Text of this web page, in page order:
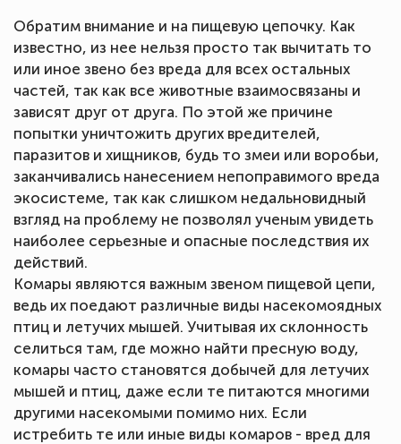
Обратим внимание и на пищевую цепочку. Как
известно, из нее нельзя просто так вычитать то
или иное звено без вреда для всех остальных
частей, так как все животные взаимосвязаны и
зависят друг от друга. По этой же причине
попытки уничтожить других вредителей,
паразитов и хищников, будь то змеи или воробьи,
заканчивались нанесением непоправимого вреда
экосистеме, так как слишком недальновидный
взгляд на проблему не позволял ученым увидеть
наиболее серьезные и опасные последствия их
действий.
Комары являются важным звеном пищевой цепи,
ведь их поедают различные виды насекомоядных
птиц и летучих мышей. Учитывая их склонность
селиться там, где можно найти пресную воду,
комары часто становятся добычей для летучих
мышей и птиц, даже если те питаются многими
другими насекомыми помимо них. Если
истребить те или иные виды комаров - вред для